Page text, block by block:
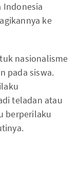
Indonesia
ke
nasionalisme
pada siswa.
teladan atau
berperilaku